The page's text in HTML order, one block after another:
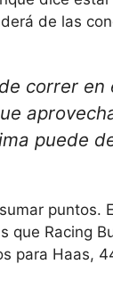
de las
correr
puede
puntos.
que Racing
para Haas,